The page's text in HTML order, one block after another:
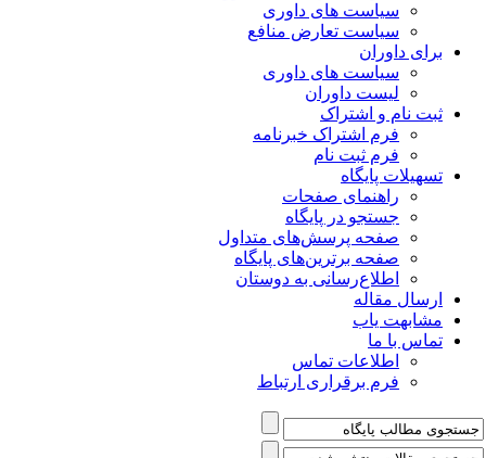
سیاست های داوری
سیاست تعارض منافع
برای داوران
سیاست های داوری
لیست داوران
ثبت نام و اشتراک
فرم اشتراک خبرنامه
فرم ثبت نام
تسهیلات پایگاه
راهنمای صفحات
جستجو در پایگاه
صفحه پرسش‌های متداول
صفحه برترین‌های پایگاه
اطلاع‌رسانی به دوستان
ارسال مقاله
مشابهت یاب
تماس با ما
اطلاعات تماس
فرم برقراری ارتباط